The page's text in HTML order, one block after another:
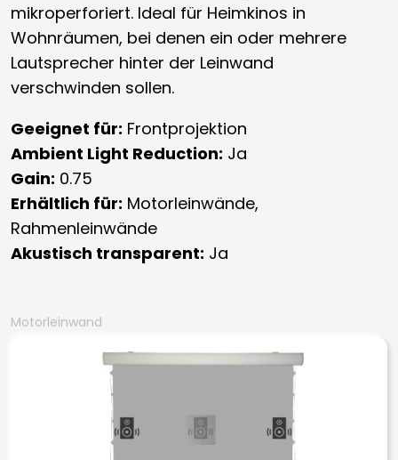
mikroperforiert. Ideal für Heimkinos in
Wohnräumen, bei denen ein oder mehrere
Lautsprecher hinter der Leinwand
verschwinden sollen.
Geeignet für: Frontprojektion
Ambient Light Reduction: Ja
Gain: 0.75
Erhältlich für: Motorleinwände,
Rahmenleinwände
Akustisch transparent: Ja
Motorleinwand